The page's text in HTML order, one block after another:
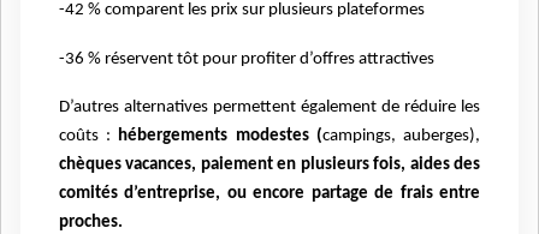
-42 % comparent les prix sur plusieurs plateformes
-36 % réservent tôt pour profiter d’offres attractives
D’autres alternatives permettent également de réduire les
coûts : hébergements modestes (campings, auberges),
chèques vacances, paiement en plusieurs fois, aides des
comités d’entreprise, ou encore partage de frais entre
proches.